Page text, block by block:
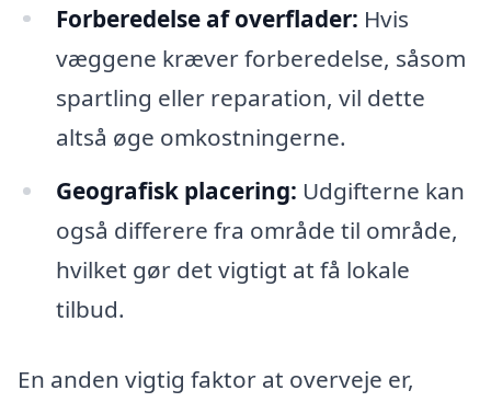
Forberedelse af overflader: Hvis
væggene kræver forberedelse, såsom
spartling eller reparation, vil dette
altså øge omkostningerne.
Geografisk placering: Udgifterne kan
også differere fra område til område,
hvilket gør det vigtigt at få lokale
tilbud.
En anden vigtig faktor at overveje er,